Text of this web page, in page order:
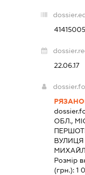
41415005
22.06.17
ОБЛ.,
Розмір
(грн.):1